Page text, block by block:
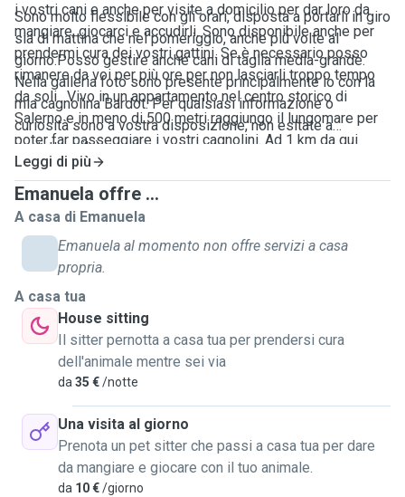
i vostri cani e anche per visite a domicilio per dar loro da
mangiare, giocarci e accudirli. Sono disponibile anche per
prendermi cura dei vostri gattini. Se è necessario posso
rimanere da voi per più ore per non lasciarli troppo tempo
da soli . Vivo in un appartamento nel centro storico di
Salerno e in meno di 500 metri raggiungo il lungomare per
poter far passeggiare i vostri cagnolini. Ad 1 km da qui
invece è presente un parco con un' aria adibita allo
sgambamento cani dove potrei portare il vostro cane a
giocare e correre un po'. Trascorrere del tempo con i cani mi
rende felice, li reputo parte integrante di una famiglia. Ho
esperienza come dog sitter da poco più di quattro anni ed
ogni cane conosciuto lo porto nel cuore, in breve tempo
cerco di creare un legame e mi ci affeziono subito .
Sono molto flessibile con gli orari, disposta a portarli in giro
sia di mattina che nel pomeriggio, anche più volte al
giorno.Posso gestire anche cani di taglia media-grande.
Nella galleria foto sono presente principalmente io con la
mia cagnolina Bardot. Per qualsiasi informazione o
curiosità sono a vostra disposizione, non esitate a
contattarmi! :)
Leggi di più
Emanuela offre ...
A casa di Emanuela
Emanuela al momento non offre servizi a casa
propria.
A casa tua
House sitting
Il sitter pernotta a casa tua per prendersi cura
dell'animale mentre sei via
da 35 €/notte
Una visita al giorno
Prenota un pet sitter che passi a casa tua per dare
da mangiare e giocare con il tuo animale.
da 10 €/giorno